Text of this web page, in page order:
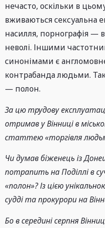
нечасто, оскільки в
вживаються сексуальна
насилля, порнографія —
неволі. Іншими
синонімами є
контрабанда людьми.
— полон.
За цю трудову
отримав у Вінниці в
статтею «торгівля
Чи думав біженець із
потрапить на Поділлі в
«полон»? Із цією
судді та прокурори на
Бо в середині серпня